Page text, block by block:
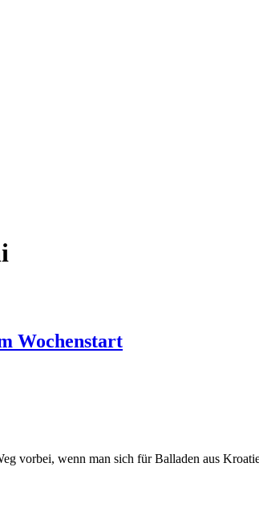
Wochenstart
vorbei, wenn man sich für Balladen aus